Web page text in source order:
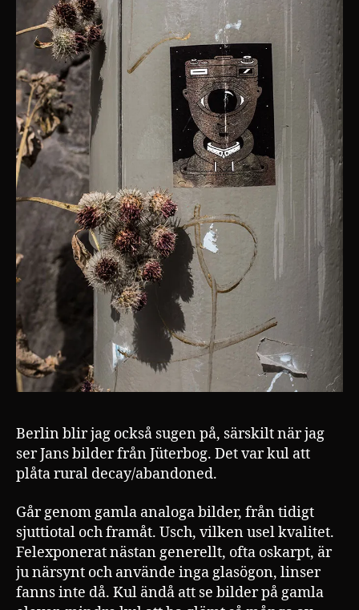
Berlin blir jag också sugen på, särskilt när jag
ser Jans bilder från Jüterbog. Det var kul att
plåta rural decay/abandoned.
Går genom gamla analoga bilder, från tidigt
sjuttiotal och framåt. Usch, vilken usel kvalitet.
Felexponerat nästan generellt, ofta oskarpt, är
ju närsynt och använde inga glasögon, linser
fanns inte då. Kul ändå att se bilder på gamla